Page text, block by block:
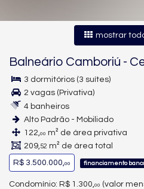
mostrar
Balneário Camboriú -
3 dormitórios (3 suítes)
2 vagas (Privativa)
4 banheiros
Alto Padrão - Mobiliado
122,00 m² de área privativa
209,52 m² de área total
R$ 3.500.000,00 financiamento
Condomínio: R$ 1.300, 00 (valor